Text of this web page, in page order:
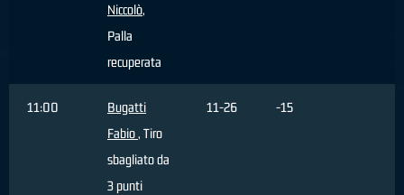
Niccolò,
Palla
recuperata
11:00
Bugatti
Fabio, Tiro
sbagliato da
3 punti
11-26 -15